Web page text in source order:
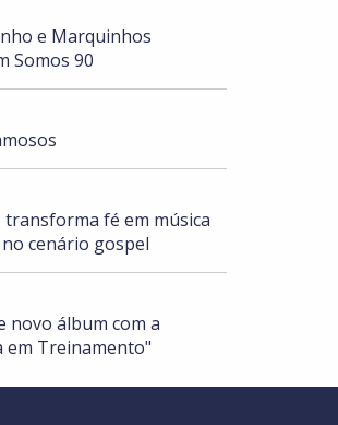
e Marquinhos
Somos 90
fé em música
cenário gospel
novo álbum com a
em Treinamento"